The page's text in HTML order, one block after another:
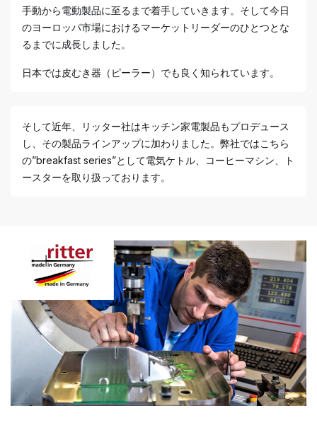
手動から電動製品に至るまで着手していきます。そして今日
のヨーロッパ市場におけるマーケットリーダーのひとつとな
るまでに成長しました。
日本では皮むき器（ピーラー）でも良く知られています。
そして近年、リッター社はキッチン家電製品もプロデュース
し、その製品ラインアップに加わりました。弊社ではこちら
の”breakfast series”として電気ケトル、コーヒーマシン、ト
ースターを取り扱っております。